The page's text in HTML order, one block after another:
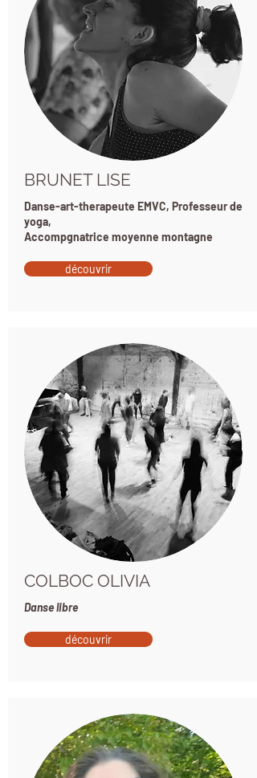
BRUNET LISE
Danse-art-therapeute EMVC, Professeur de
yoga,
Accompgnatrice moyenne montagne
découvrir
COLBOC OLIVIA
Danse libre
découvrir